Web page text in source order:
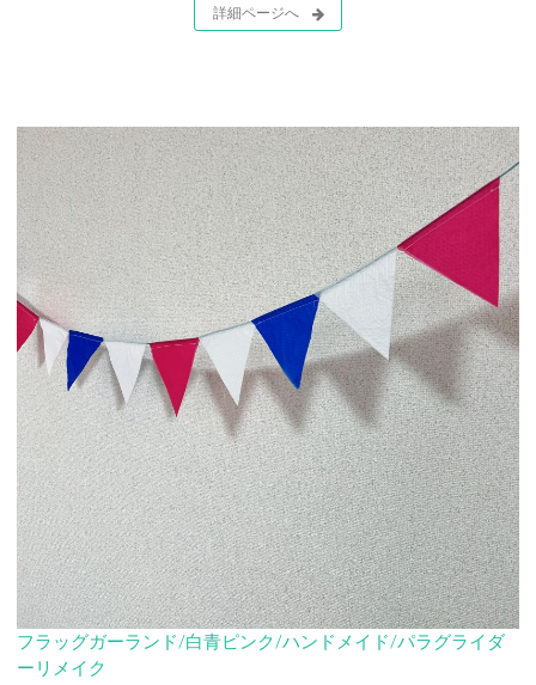
詳細ページへ
フラッグガーランド/白青ピンク/ハンドメイド/パラグライダ
ーリメイク